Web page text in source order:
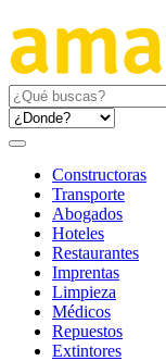
Constructoras
Transporte
Abogados
Hoteles
Restaurantes
Imprentas
Limpieza
Médicos
Repuestos
Extintores